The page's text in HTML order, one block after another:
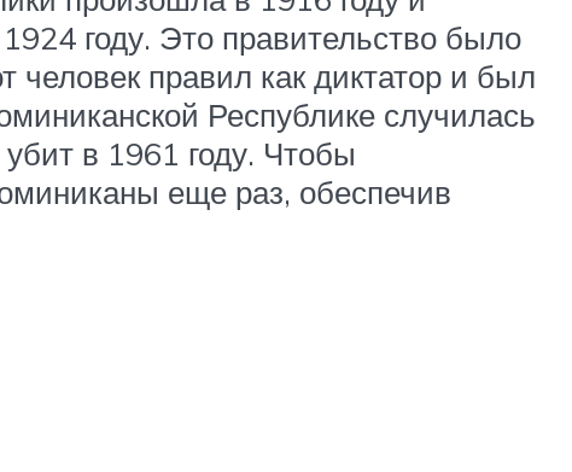
году. Это правительство было
правил как диктатор и был
Республике случилась
в 1961 году. Чтобы
еще раз, обеспечив